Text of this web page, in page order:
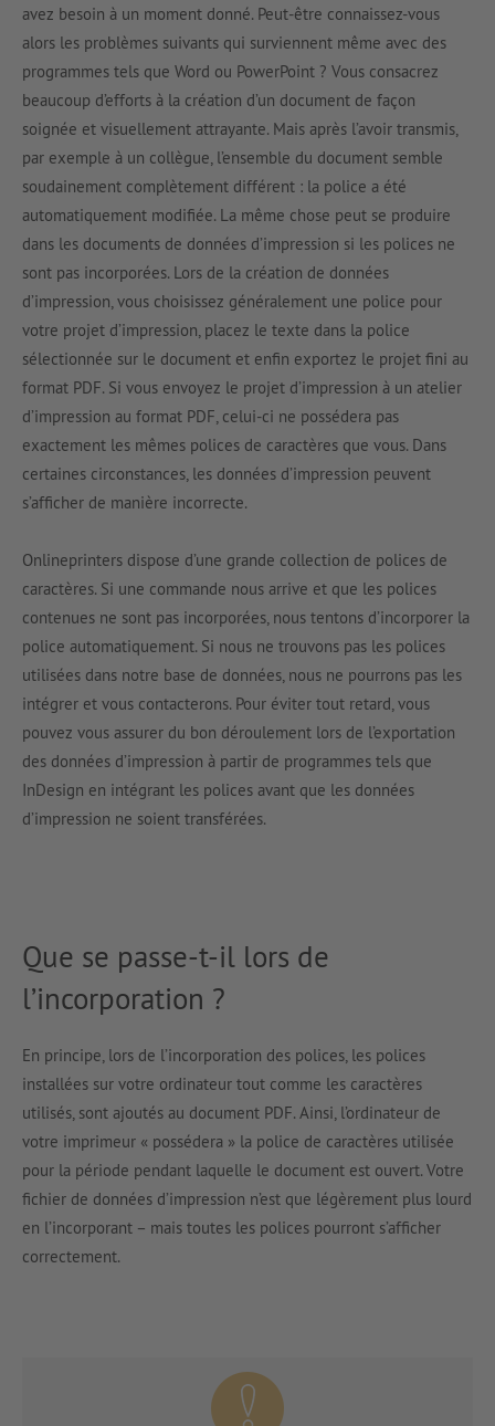
avez besoin à un moment donné. Peut-être connaissez-vous
alors les problèmes suivants qui surviennent même avec des
programmes tels que Word ou PowerPoint ? Vous consacrez
beaucoup d’efforts à la création d’un document de façon
soignée et visuellement attrayante. Mais après l’avoir transmis,
par exemple à un collègue, l’ensemble du document semble
soudainement complètement différent : la police a été
automatiquement modifiée. La même chose peut se produire
dans les documents de données d’impression si les polices ne
sont pas incorporées. Lors de la création de données
d’impression, vous choisissez généralement une police pour
votre projet d’impression, placez le texte dans la police
sélectionnée sur le document et enfin exportez le projet fini au
format PDF. Si vous envoyez le projet d’impression à un atelier
d’impression au format PDF, celui-ci ne possédera pas
exactement les mêmes polices de caractères que vous. Dans
certaines circonstances, les données d’impression peuvent
s’afficher de manière incorrecte.
Onlineprinters dispose d’une grande collection de polices de
caractères. Si une commande nous arrive et que les polices
contenues ne sont pas incorporées, nous tentons d’incorporer la
police automatiquement. Si nous ne trouvons pas les polices
utilisées dans notre base de données, nous ne pourrons pas les
intégrer et vous contacterons. Pour éviter tout retard, vous
pouvez vous assurer du bon déroulement lors de l’exportation
des données d’impression à partir de programmes tels que
InDesign en intégrant les polices avant que les données
d’impression ne soient transférées.
Que se passe-t-il lors de
l’incorporation ?
En principe, lors de l’incorporation des polices, les polices
installées sur votre ordinateur tout comme les caractères
utilisés, sont ajoutés au document PDF. Ainsi, l’ordinateur de
votre imprimeur « possédera » la police de caractères utilisée
pour la période pendant laquelle le document est ouvert. Votre
fichier de données d’impression n’est que légèrement plus lourd
en l’incorporant – mais toutes les polices pourront s’afficher
correctement.